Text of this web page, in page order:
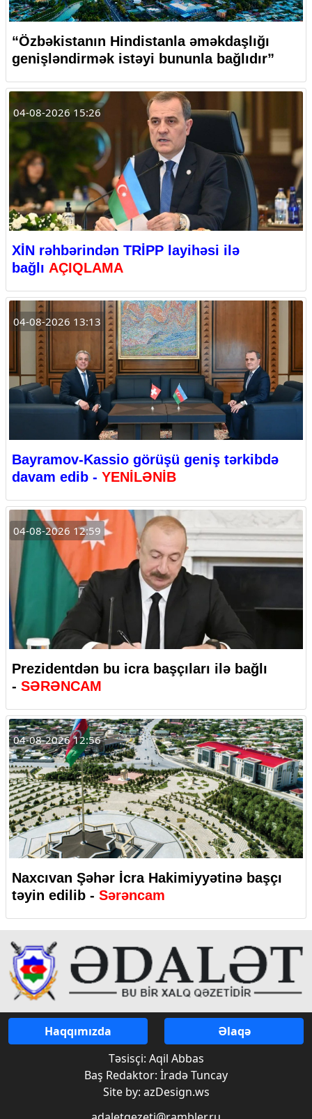
“Özbəkistanın Hindistanla əməkdaşlığı
genişləndirmək istəyi bununla bağlıdır”
04-08-2026 15:26
XİN rəhbərindən TRİPP layihəsi ilə
bağlı AÇIQLAMA
04-08-2026 13:13
Bayramov-Kassio görüşü geniş tərkibdə
davam edib - YENİLƏNİB
04-08-2026 12:59
Prezidentdən bu icra başçıları ilə bağlı
- SƏRƏNCAM
04-08-2026 12:56
Naxcıvan Şəhər İcra Hakimiyyətinə başçı
təyin edilib - Sərəncam
Haqqımızda
Əlaqə
Təsisçi: Aqil Abbas
Baş Redaktor: İradə Tuncay
Site by: azDesign.ws